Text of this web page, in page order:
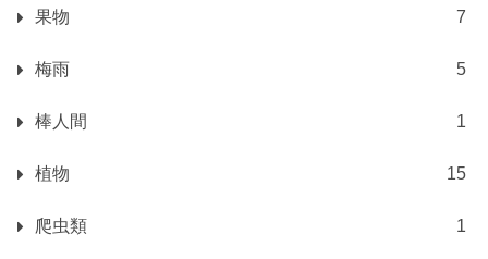
果物 7
梅雨 5
棒人間 1
植物 15
爬虫類 1